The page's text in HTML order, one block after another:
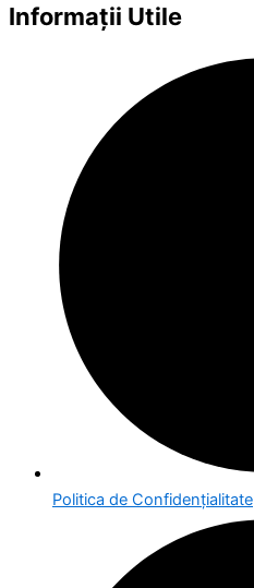
Informații Utile
Politica de Confidențialitate